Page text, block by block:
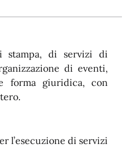
stampa, di servizi di
di eventi,
forma giuridica, con
l’esecuzione di servizi